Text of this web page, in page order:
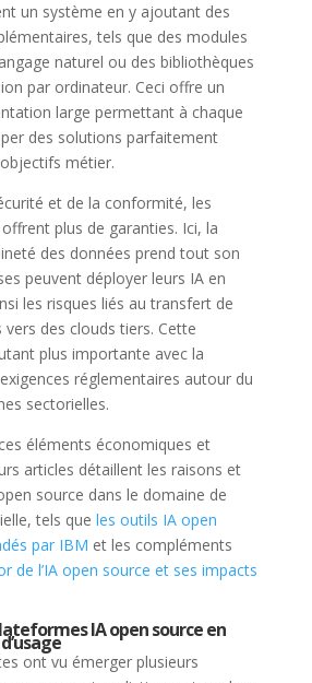
un système en y ajoutant des
tels que des modules
naturel ou des bibliothèques
par ordinateur. Ceci offre un
large permettant à chaque
des solutions parfaitement
métier.
et de la conformité, les
plus de garanties. Ici, la
des données prend tout son
peuvent déployer leurs IA en
les risques liés au transfert de
vers des clouds tiers. Cette
plus importante avec la
réglementaires autour du
sectorielles.
éléments économiques et
articles détaillent les raisons et
source dans le domaine de
tels que les outils IA open
par IBM et les compléments
de l’IA open source et ses impacts
IA open source en
ont vu émerger plusieurs